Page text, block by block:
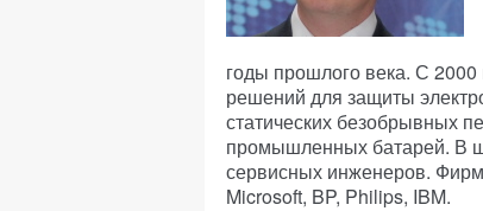
годы прошлого века. С 2000
решений для защиты
статических безобрывных
промышленных батарей. В
сервисных инженеров.
Microsoft, BP, Philips, IBM.